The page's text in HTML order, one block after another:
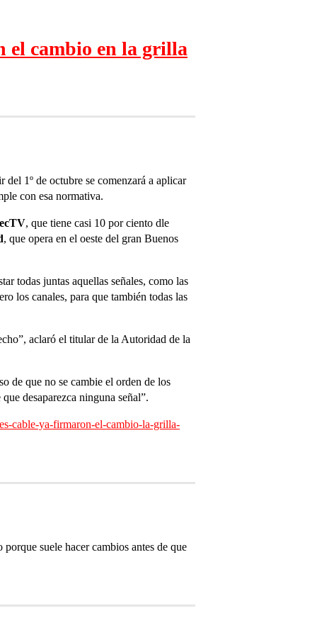
el cambio en la grilla
1º de octubre se comenzará a aplicar
con esa normativa.
, que tiene casi 10 por ciento dle
, que opera en el oeste del gran Buenos
todas juntas aquellas señales, como las
los canales, para que también todas las
aclaró el titular de la Autoridad de la
de que no se cambie el orden de los
desaparezca ninguna señal”.
cable-ya-firmaron-el-cambio-la-grilla-
suele hacer cambios antes de que